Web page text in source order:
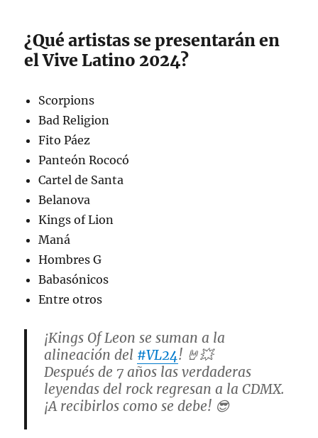
¿Qué artistas se presentarán en
el Vive Latino 2024?
Scorpions
Bad Religion
Fito Páez
Panteón Rococó
Cartel de Santa
Belanova
Kings of Lion
Maná
Hombres G
Babasónicos
Entre otros
¡Kings Of Leon se suman a la
alineación del #VL24! 🤘💥
Después de 7 años las verdaderas
leyendas del rock regresan a la CDMX.
¡A recibirlos como se debe! 😎